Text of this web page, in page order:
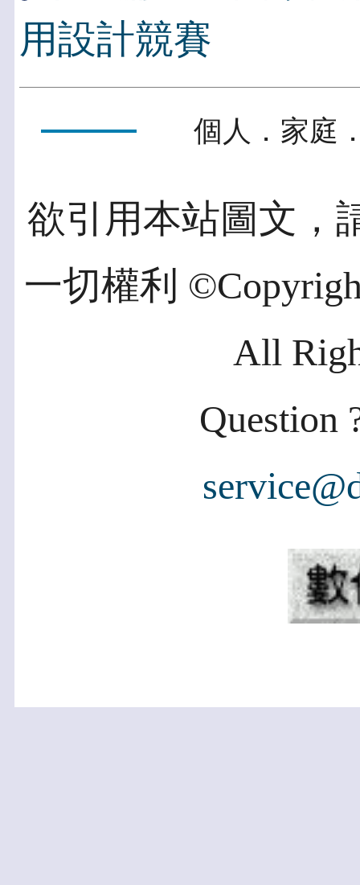
用設計競賽
個人．家庭
欲引用本站圖文，
一切權利
All
Question